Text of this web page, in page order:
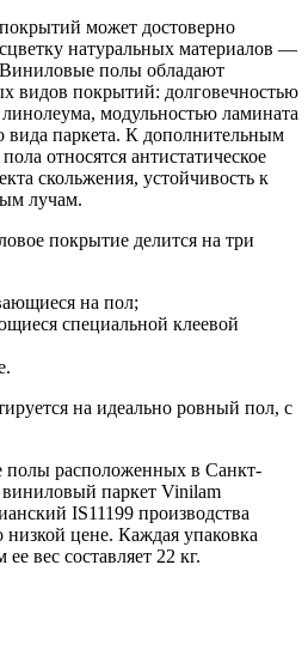
может достоверно
натуральных материалов —
Виниловые полы обладают
видов покрытий: долговечностью
модульностью ламината
вида паркета. К дополнительным
относятся антистатическое
скольжения, устойчивость к
лучам.
покрытие делится на три
на пол;
специальной клеевой
на идеально ровный пол, с
полы расположенных в Санкт-
паркет Vinilam
IS11199 производства
цене. Каждая упаковка
вес составляет 22 кг.